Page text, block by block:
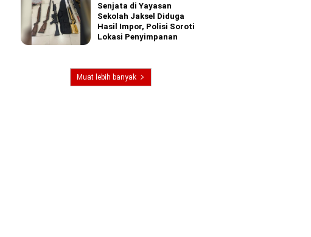
Senjata di Yayasan
Sekolah Jaksel Diduga
Hasil Impor, Polisi Soroti
Lokasi Penyimpanan
Muat lebih banyak